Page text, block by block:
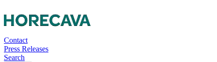
Contact
Press Releases
Search